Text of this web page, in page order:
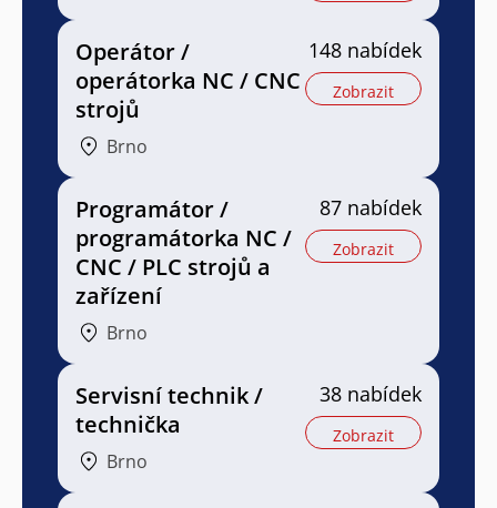
Operátor /
operátorka NC / CNC
strojů
Brno
148 nabídek
Zobrazit
Programátor /
programátorka NC /
CNC / PLC strojů a
zařízení
Brno
87 nabídek
Zobrazit
Servisní technik /
technička
Brno
38 nabídek
Zobrazit